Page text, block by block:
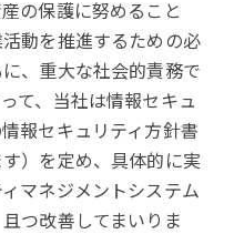
の保護に努めること
動を推進するための必
、重大な社会的責務で
て、当社は情報セキュ
報セキュリティ方針書
）を定め、具体的に実
マネジメントシステム
つ改善してまいりま